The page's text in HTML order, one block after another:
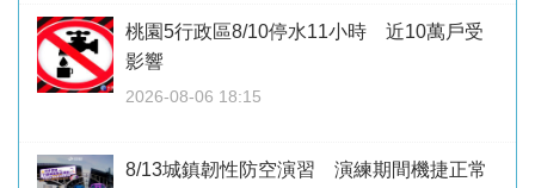
桃園5行政區8/10停水11小時 近10萬戶受
影響
2026-08-06 18:15
8/13城鎮韌性防空演習 演練期間機捷正常